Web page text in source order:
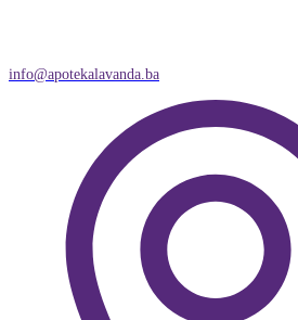
info@apotekalavanda.ba